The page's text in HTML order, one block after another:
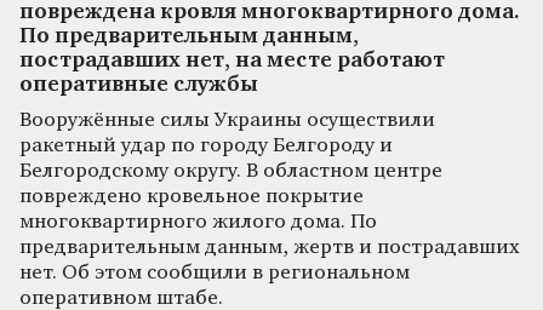
повреждена кровля многоквартирного дома.
По предварительным данным,
пострадавших нет, на месте работают
оперативные службы
Вооружённые силы Украины осуществили
ракетный удар по городу Белгороду и
Белгородскому округу. В областном центре
повреждено кровельное покрытие
многоквартирного жилого дома. По
предварительным данным, жертв и пострадавших
нет. Об этом сообщили в региональном
оперативном штабе.